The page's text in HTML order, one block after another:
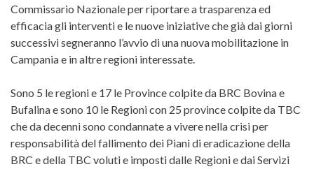
Commissario Nazionale per riportare a trasparenza ed
efficacia gli interventi e le nuove iniziative che già dai giorni
successivi segneranno l’avvio di una nuova mobilitazione in
Campania e in altre regioni interessate.
Sono 5 le regioni e 17 le Province colpite da BRC Bovina e
Bufalina e sono 10 le Regioni con 25 province colpite da TBC
che da decenni sono condannate a vivere nella crisi per
responsabilità del fallimento dei Piani di eradicazione della
BRC e della TBC voluti e imposti dalle Regioni e dai Servizi